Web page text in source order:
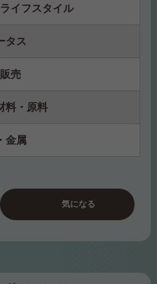
イフスタイル
タス
売
料・原料
金属
気になる